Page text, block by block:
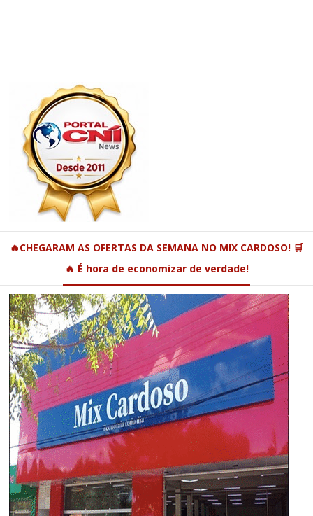
🔥CHEGARAM AS OFERTAS DA SEMANA NO MIX CARDOSO! 🛒
🔥 É hora de economizar de verdade!